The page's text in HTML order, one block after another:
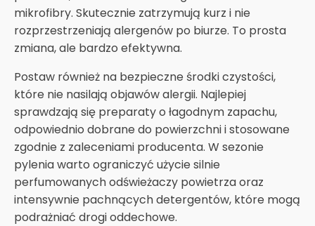
mikrofibry. Skutecznie zatrzymują kurz i nie
rozprzestrzeniają alergenów po biurze. To prosta
zmiana, ale bardzo efektywna.
Postaw również na bezpieczne środki czystości,
które nie nasilają objawów alergii. Najlepiej
sprawdzają się preparaty o łagodnym zapachu,
odpowiednio dobrane do powierzchni i stosowane
zgodnie z zaleceniami producenta. W sezonie
pylenia warto ograniczyć użycie silnie
perfumowanych odświeżaczy powietrza oraz
intensywnie pachnących detergentów, które mogą
podrażniać drogi oddechowe.